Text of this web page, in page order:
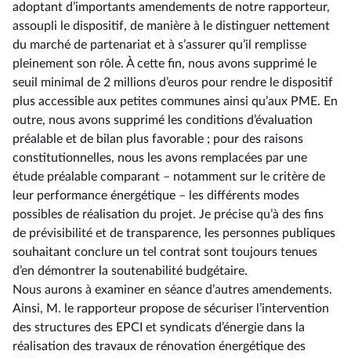
adoptant d’importants amendements de notre rapporteur,
assoupli le dispositif, de manière à le distinguer nettement
du marché de partenariat et à s’assurer qu’il remplisse
pleinement son rôle. À cette fin, nous avons supprimé le
seuil minimal de 2 millions d’euros pour rendre le dispositif
plus accessible aux petites communes ainsi qu’aux PME. En
outre, nous avons supprimé les conditions d’évaluation
préalable et de bilan plus favorable ; pour des raisons
constitutionnelles, nous les avons remplacées par une
étude préalable comparant –⁠ notamment sur le critère de
leur performance énergétique – les différents modes
possibles de réalisation du projet. Je précise qu’à des fins
de prévisibilité et de transparence, les personnes publiques
souhaitant conclure un tel contrat sont toujours tenues
d’en démontrer la soutenabilité budgétaire.
Nous aurons à examiner en séance d’autres amendements.
Ainsi, M. le rapporteur propose de sécuriser l’intervention
des structures des EPCI et syndicats d’énergie dans la
réalisation des travaux de rénovation énergétique des